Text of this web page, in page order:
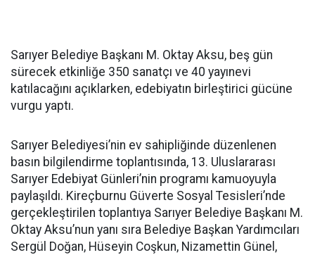
Sarıyer Belediye Başkanı M. Oktay Aksu, beş gün
sürecek etkinliğe 350 sanatçı ve 40 yayınevi
katılacağını açıklarken, edebiyatın birleştirici gücüne
vurgu yaptı.
Sarıyer Belediyesi’nin ev sahipliğinde düzenlenen
basın bilgilendirme toplantısında, 13. Uluslararası
Sarıyer Edebiyat Günleri’nin programı kamuoyuyla
paylaşıldı. Kireçburnu Güverte Sosyal Tesisleri’nde
gerçekleştirilen toplantıya Sarıyer Belediye Başkanı M.
Oktay Aksu’nun yanı sıra Belediye Başkan Yardımcıları
Sergül Doğan, Hüseyin Coşkun, Nizamettin Günel,